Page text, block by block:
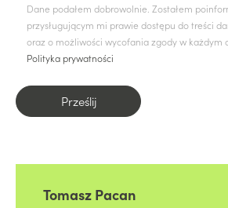
Dane podałem dobrowolnie. Zostałem
przysługującym mi prawie dostępu do treści
oraz o możliwości wycofania zgody w każdym
Polityka prywatności
Tomasz Pacan